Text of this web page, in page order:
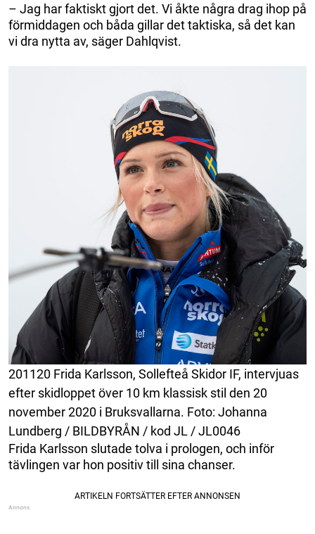
– Jag har faktiskt gjort det. Vi åkte några drag ihop på
förmiddagen och båda gillar det taktiska, så det kan
vi dra nytta av, säger Dahlqvist.
201120 Frida Karlsson, Sollefteå Skidor IF, intervjuas
efter skidloppet över 10 km klassisk stil den 20
november 2020 i Bruksvallarna. Foto: Johanna
Lundberg / BILDBYRÅN / kod JL / JL0046
Frida Karlsson slutade tolva i prologen, och inför
tävlingen var hon positiv till sina chanser.